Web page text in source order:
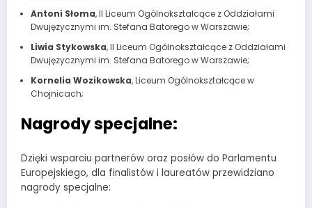
Antoni Słoma, II Liceum Ogólnokształcące z Oddziałami
Dwujęzycznymi im. Stefana Batorego w Warszawie;
Liwia Stykowska, II Liceum Ogólnokształcące z Oddziałami
Dwujęzycznymi im. Stefana Batorego w Warszawie;
Kornelia Wozikowska, Liceum Ogólnokształcące w
Chojnicach;
Nagrody specjalne:
Dzięki wsparciu partnerów oraz posłów do Parlamentu
Europejskiego, dla finalistów i laureatów przewidziano
nagrody specjalne: